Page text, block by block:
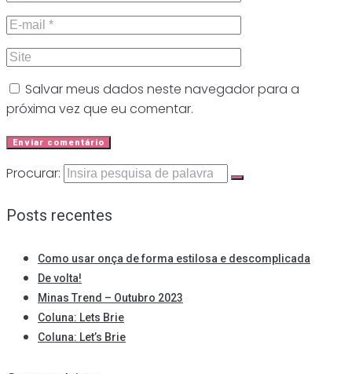
Salvar meus dados neste navegador para a
próxima vez que eu comentar.
Procurar:
Posts recentes
Como usar onça de forma estilosa e descomplicada
De volta!
Minas Trend – Outubro 2023
Coluna: Lets Brie
Coluna: Let’s Brie